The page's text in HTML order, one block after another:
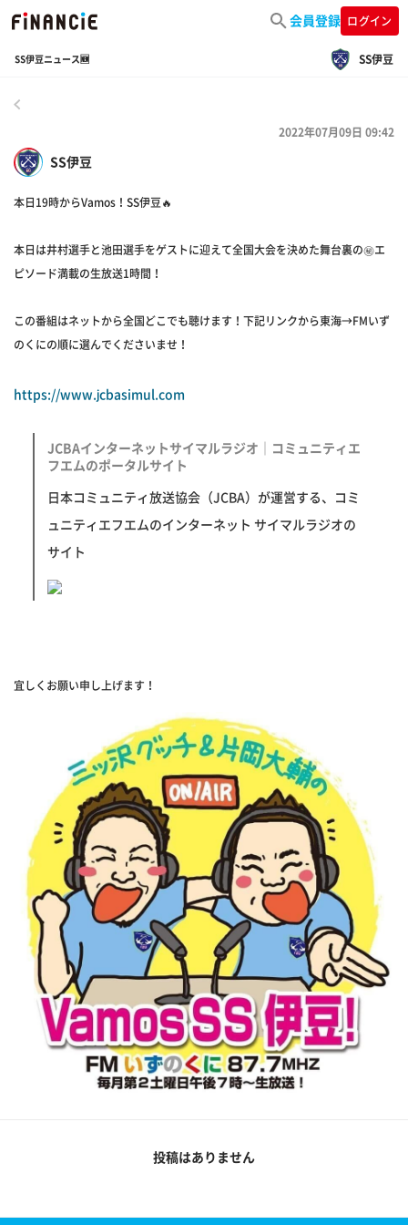
会員登録 ログイン
SS伊豆ニュース🆕 SS伊豆
SS伊豆
2022年07月09日 09:42
本日19時からVamos！SS伊豆🔥
本日は井村選手と池田選手をゲストに迎えて全国大会を決めた舞台裏の㊙️エ
ピソード満載の生放送1時間！
この番組はネットから全国どこでも聴けます！下記リンクから東海→FMいず
のくにの順に選んでくださいませ！
https://www.jcbasimul.com
JCBAインターネットサイマルラジオ｜コミュニティエ
フエムのポータルサイト
日本コミュニティ放送協会（JCBA）が運営する、コミ
ュニティエフエムのインターネット サイマルラジオの
サイト
宜しくお願い申し上げます！
投稿はありません